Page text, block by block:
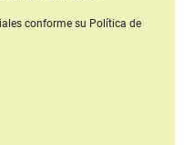
conforme su Política de